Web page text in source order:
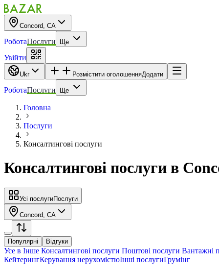
Concord, CA
РоботаПослуги Ще
Увійти
Ukr Розмістити оголошенняДодати
РоботаПослуги Ще
Головна
Послуги
Консалтингові послуги
Консалтингові послуги в
Усі послугиПослуги
Concord, CA
Популярні Відгуки
Усе в Інше Консалтингові послуги Поштові послуги Вантажні
КейтерингКерування нерухомістюІнші послугиГрумінг